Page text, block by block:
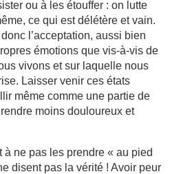
ou à les étouffer : on lutte
ce qui est délétère et vain.
l’acceptation, aussi bien
émotions que vis-à-vis de
vivons et sur laquelle nous
Laisser venir ces états
même comme une partie de
moins douloureux et
à ne pas les prendre « au pied
disent pas la vérité ! Avoir peur